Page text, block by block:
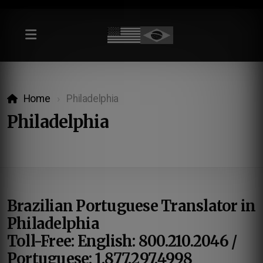
Home Philadelphia
Philadelphia
Brazilian Portuguese Translator in
Philadelphia
Toll-Free: English: 800.210.2046 /
Portuguese: 1.877.297.4998